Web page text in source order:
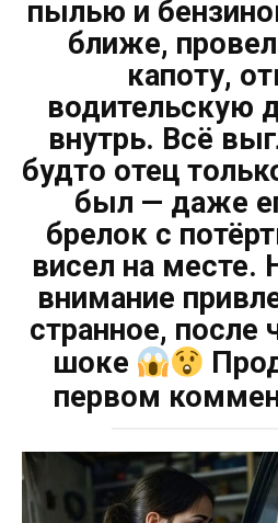
пылью и
ближе,
капоту,
водительскую
внутрь. Всё
будто отец
был — даже
брелок с
висел на месте.
внимание
странное, после
шоке
первом